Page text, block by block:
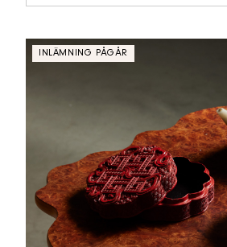
INLÄMNING PÅGÅR